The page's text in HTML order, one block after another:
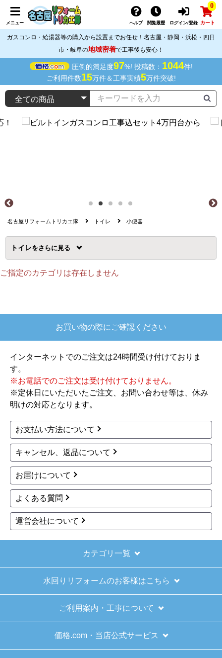
メニュー ヘルプ 閲覧履歴 ログイン/登録
0
カート
ガスコンロ・給湯器等の購入から設置までお任せ！名古屋・静岡・浜松・四日
市・岐阜の地域密着で工事後も安心！
圧倒的満足度97%! 投稿数： 1044件!
ご利用件数15万件＆工事実績5万件突破!
名古屋リフォームトリカエ隊 トイレ 小便器
トイレを
ご指定のカテゴリは存在しません
お買い物の際にご確認ください
インターネットでのご注文は24時間受け付けておりま
す。
※お電話でのご注文は受け付けておりません。
※定休日にいただいたご注文、お問い合わせ等は、休み
明けの対応となります。
お支払い方法について
キャンセル、返品について
お届けについて
よくある質問
運営会社について
カテゴリ一覧
水回りリフォームのお客様はこちら
ご利用案内・工事について
価格.com・当店公式サービス